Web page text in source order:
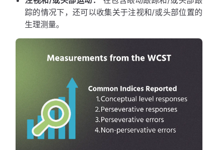
踪的情况下，还可以收集关于注视和/或头部位置的
生理测量。